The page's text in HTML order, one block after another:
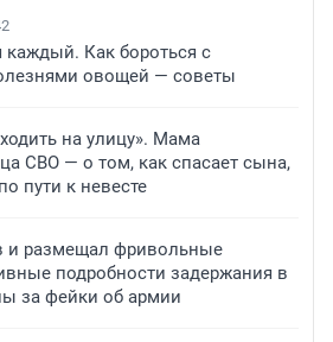
каждый. Как бороться с
овощей — советы
на улицу». Мама
СВО — о том, как спасает сына,
пути к невесте
и размещал фривольные
подробности задержания в
за фейки об армии